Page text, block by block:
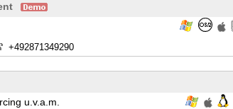
+492871349290
u.v.a.m.